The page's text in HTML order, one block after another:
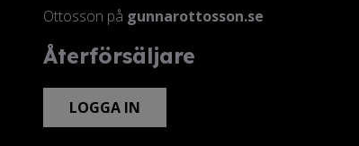
Ottosson på gunnarottosson.se
Återförsäljare
LOGGA IN